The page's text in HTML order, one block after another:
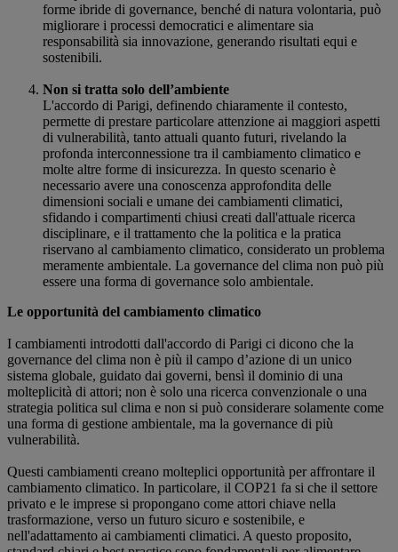
forme ibride di governance, benché di natura volontaria, può
migliorare i processi democratici e alimentare sia
responsabilità sia innovazione, generando risultati equi e
sostenibili.
Non si tratta solo dell’ambiente
L'accordo di Parigi, definendo chiaramente il contesto,
permette di prestare particolare attenzione ai maggiori aspetti
di vulnerabilità, tanto attuali quanto futuri, rivelando la
profonda interconnessione tra il cambiamento climatico e
molte altre forme di insicurezza. In questo scenario è
necessario avere una conoscenza approfondita delle
dimensioni sociali e umane dei cambiamenti climatici,
sfidando i compartimenti chiusi creati dall'attuale ricerca
disciplinare, e il trattamento che la politica e la pratica
riservano al cambiamento climatico, considerato un problema
meramente ambientale. La governance del clima non può più
essere una forma di governance solo ambientale.
Le opportunità del cambiamento climatico
I cambiamenti introdotti dall'accordo di Parigi ci dicono che la
governance del clima non è più il campo d’azione di un unico
sistema globale, guidato dai governi, bensì il dominio di una
molteplicità di attori; non è solo una ricerca convenzionale o una
strategia politica sul clima e non si può considerare solamente come
una forma di gestione ambientale, ma la governance di più
vulnerabilità.
Questi cambiamenti creano molteplici opportunità per affrontare il
cambiamento climatico. In particolare, il COP21 fa si che il settore
privato e le imprese si propongano come attori chiave nella
trasformazione, verso un futuro sicuro e sostenibile, e
nell'adattamento ai cambiamenti climatici. A questo proposito,